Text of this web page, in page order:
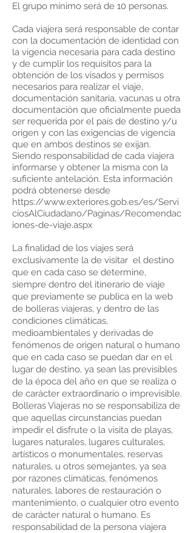
El grupo mínimo será de 10 personas.
Cada viajera será responsable de contar
con la documentación de identidad con
la vigencia necesaria para cada destino
y de cumplir los requisitos para la
obtención de los visados y permisos
necesarios para realizar el viaje,
documentación sanitaria, vacunas u otra
documentación que oficialmente pueda
ser requerida por el país de destino y/u
origen y con las exigencias de vigencia
que en ambos destinos se exijan.
Siendo responsabilidad de cada viajera
informarse y obtener la misma con la
suficiente antelación. Esta información
podrá obtenerse desde
https://www.exteriores.gob.es/es/Servi
ciosAlCiudadano/Paginas/Recomendac
iones-de-viaje.aspx
La finalidad de los viajes será
exclusivamente la de visitar el destino
que en cada caso se determine,
siempre dentro del itinerario de viaje
que previamente se publica en la web
de bolleras viajeras, y dentro de las
condiciones climáticas,
medioambientales y derivadas de
fenómenos de origen natural o humano
que en cada caso se puedan dar en el
lugar de destino, ya sean las previsibles
de la época del año en que se realiza o
de carácter extraordinario o imprevisible.
Bolleras Viajeras no se responsabiliza de
que aquellas circunstancias puedan
impedir el disfrute o la visita de playas,
lugares naturales, lugares culturales,
artísticos o monumentales, reservas
naturales, u otros semejantes, ya sea
por razones climáticas, fenómenos
naturales, labores de restauración o
mantenimiento, o cualquier otro evento
de carácter natural o humano. Es
responsabilidad de la persona viajera